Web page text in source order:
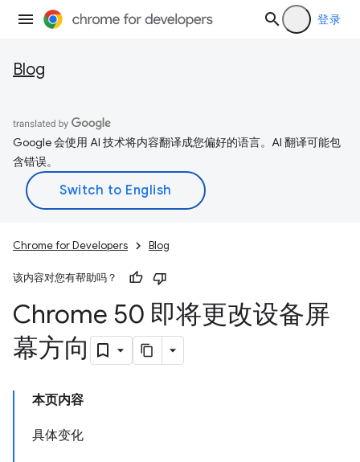
登录
Blog
Google 会使用 AI 技术将内容翻译成您偏好的语言。AI 翻译可能包
含错误。
Chrome for Developers Blog
该内容对您有帮助吗？
Chrome 50 即将更改设备屏
幕方向
本页内容
具体变化